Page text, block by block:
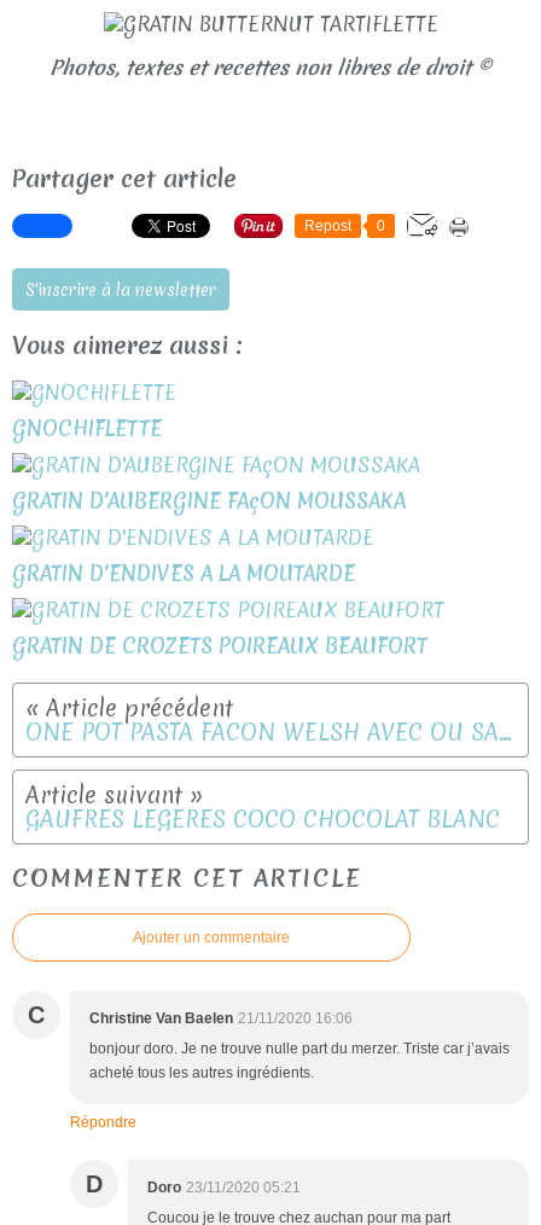
Photos, textes et recettes non libres de droit ©
Partager cet article
Repost 0
S'inscrire à la newsletter
Vous aimerez aussi :
GNOCHIFLETTE
GRATIN D'AUBERGINE FAçON MOUSSAKA
GRATIN D'ENDIVES A LA MOUTARDE
GRATIN DE CROZETS POIREAUX BEAUFORT
ONE POT PASTA FACON WELSH AVEC OU SANS COOKEO
GAUFRES LEGERES COCO CHOCOLAT BLANC
COMMENTER CET ARTICLE
Ajouter un commentaire
C Christine Van Baelen 21/11/2020 16:06
bonjour doro. Je ne trouve nulle part du merzer. Triste car j’avais
acheté tous les autres ingrédients.
Répondre
D Doro 23/11/2020 05:21
Coucou je le trouve chez auchan pour ma part